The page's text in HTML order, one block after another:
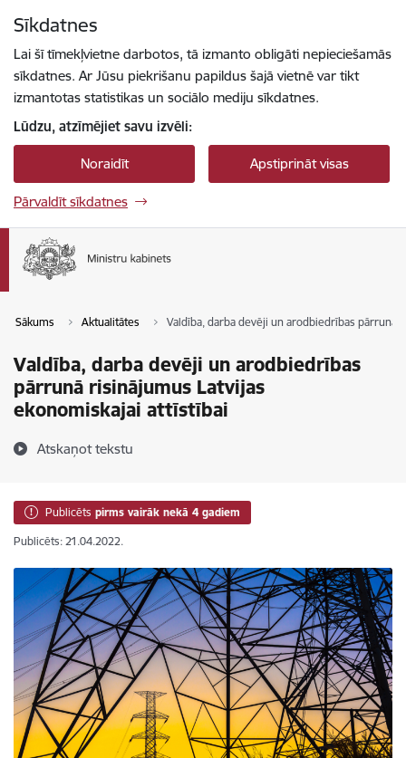
Sīkdatnes
Lai šī tīmekļvietne darbotos, tā izmanto obligāti nepieciešamās
sīkdatnes. Ar Jūsu piekrišanu papildus šajā vietnē var tikt
izmantotas statistikas un sociālo mediju sīkdatnes.
Lūdzu, atzīmējiet savu izvēli:
Noraidīt Apstiprināt visas
Pārvaldīt sīkdatnes
Sākums Aktualitātes Valdība, darba devēji un arodbiedrības pārrunā
Valdība, darba devēji un arodbiedrības
pārrunā risinājumus Latvijas
ekonomiskajai attīstībai
Atskaņot tekstu
Publicēts pirms vairāk nekā 4 gadiem
Publicēts: 21.04.2022.